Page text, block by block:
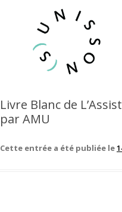
Livre Blanc de
par AMU
Cette entrée a été publiée le